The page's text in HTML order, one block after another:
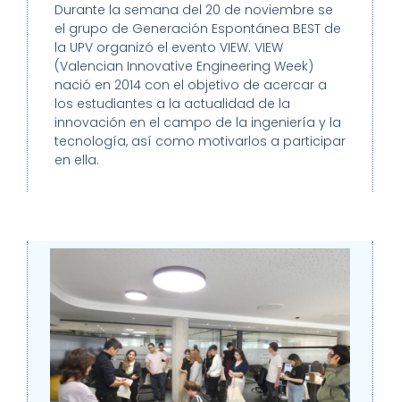
Durante la semana del 20 de noviembre se
el grupo de Generación Espontánea BEST de
la UPV organizó el evento VIEW. VIEW
(Valencian Innovative Engineering Week)
nació en 2014 con el objetivo de acercar a
los estudiantes a la actualidad de la
innovación en el campo de la ingeniería y la
tecnología, así como motivarlos a participar
en ella.